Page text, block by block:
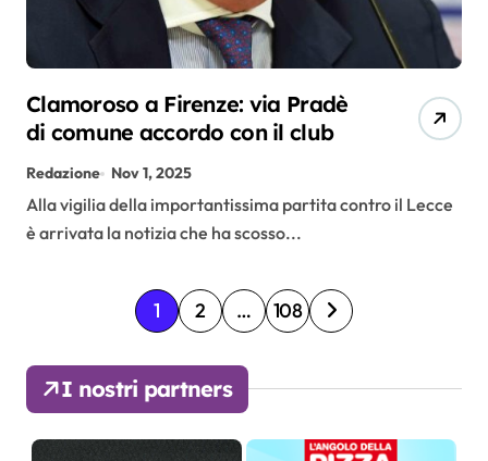
Clamoroso a Firenze: via Pradè
di comune accordo con il club
Redazione Nov 1, 2025
Alla vigilia della importantissima partita contro il Lecce
è arrivata la notizia che ha scosso...
P
a
g
i
1 2 … 108
I nostri partners